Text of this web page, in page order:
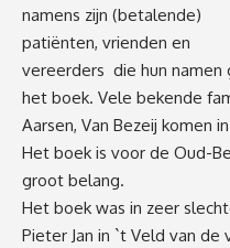
namens zijn (betalende)
patiënten, vrienden en
vereerders die hun namen
het boek. Vele bekende
Aarsen, Van Bezeij komen
Het boek is voor de Oud-
groot belang.
Het boek was in zeer
Pieter Jan in `t Veld van de